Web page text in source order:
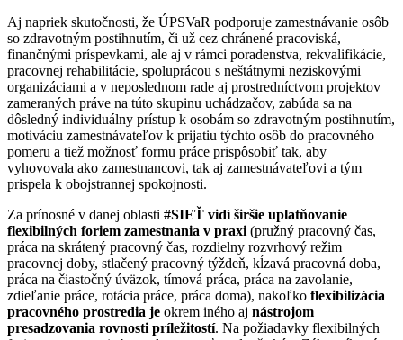
Aj napriek skutočnosti, že ÚPSVaR podporuje zamestnávanie osôb
so zdravotným postihnutím, či už cez chránené pracoviská,
finančnými príspevkami, ale aj v rámci poradenstva, rekvalifikácie,
pracovnej rehabilitácie, spoluprácou s neštátnymi neziskovými
organizáciami a v neposlednom rade aj prostredníctvom projektov
zameraných práve na túto skupinu uchádzačov, zabúda sa na
dôsledný individuálny prístup k osobám so zdravotným postihnutím,
motiváciu zamestnávateľov k prijatiu týchto osôb do pracovného
pomeru a tiež možnosť formu práce prispôsobiť tak, aby
vyhovovala ako zamestnancovi, tak aj zamestnávateľovi a tým
prispela k obojstrannej spokojnosti.
Za prínosné v danej oblasti #SIEŤ vidí širšie uplatňovanie
flexibilných foriem zamestnania v praxi (pružný pracovný čas,
práca na skrátený pracovný čas, rozdielny rozvrhový režim
pracovnej doby, stlačený pracovný týždeň, kĺzavá pracovná doba,
práca na čiastočný úväzok, tímová práca, práca na zavolanie,
zdieľanie práce, rotácia práce, práca doma), nakoľko flexibilizácia
pracovného prostredia je okrem iného aj nástrojom
presadzovania rovnosti príležitostí. Na požiadavky flexibilných